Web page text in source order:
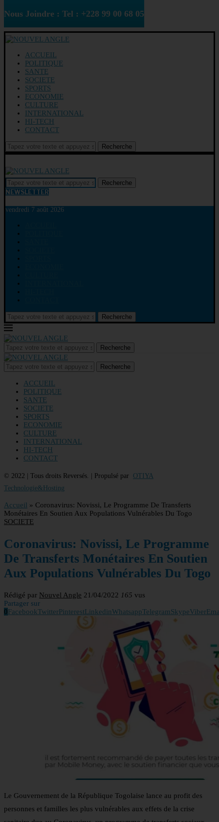
Nous Joindre : Tel : +228 99 00 68 05
ACCUEIL
POLITIQUE
SANTE
SOCIETE
SPORTS
ECONOMIE
CULTURE
INTERNATIONAL
HI-TECH
CONTACT
Recherche
Recherche
NEWSLETTER
vendredi 7 août 2026
Recherche
Recherche
Recherche
ACCUEIL
POLITIQUE
SANTE
SOCIETE
SPORTS
ECONOMIE
CULTURE
INTERNATIONAL
HI-TECH
CONTACT
© 2022 | Tous droits Reversés. | Propulsé par OTIYA
Technologie&Hosting
Accueil » Coronavirus: Novissi, Le Programme De Transferts
Monétaires En Soutien Aux Populations Vulnérables Du Togo
SOCIETE
Coronavirus: Novissi, Le Programme
De Transferts Monétaires En Soutien
Aux Populations Vulnérables Du Togo
Rédigé par Nouvel Angle 21/04/2022 165 vus
Partager sur
0FacebookTwitterPinterestLinkedinWhatsappTelegramSkypeViber
Le Gouvernement de la République Togolaise lance au profit des
personnes et familles les plus vulnérables aux effets de la crise